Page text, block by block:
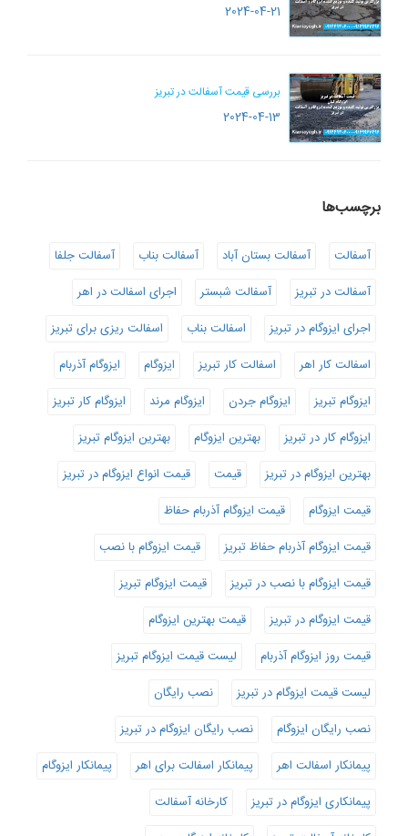
2024-04-21
بررسی قیمت آسفالت در تبریز
2024-04-13
برچسب‌ها
آسفالت آسفالت بستان آباد آسفالت بناب
آسفالت جلفا
آسفالت در تبریز
آسفالت شبستر
اجرای اسفالت در اهر
اجرای ایزوگام در تبریز
اسفالت بناب
اسفالت ریزی برای تبریز
اسفالت کار اهر
اسفالت کار تبریز ایزوگام
ایزوگام آذربام
ایزوگام تبریز
ایزوگام جردن ایزوگام مرند
ایزوگام کار تبریز
ایزوگام کار در تبریز
بهترین ایزوگام
بهترین ایزوگام تبریز
بهترین ایزوگام در تبریز
قیمت
قیمت انواع ایزوگام در تبریز
قیمت ایزوگام
قیمت ایزوگام آذربام حفاظ
قیمت ایزوگام آذربام حفاظ تبریز
قیمت ایزوگام با نصب
قیمت ایزوگام با نصب در تبریز
قیمت ایزوگام تبریز
قیمت ایزوگام در تبریز
قیمت بهترین ایزوگام
قیمت روز ایزوگام آذربام
لیست قیمت ایزوگام تبریز
لیست قیمت ایزوگام در تبریز
نصب رایگان
نصب رایگان ایزوگام
نصب رایگان ایزوگام در تبریز
پیمانکار اسفالت اهر
پیمانکار اسفالت برای اهر
پیمانکار ایزوگام
پیمانکاری ایزوگام در تبریز
کارخانه آسفالت